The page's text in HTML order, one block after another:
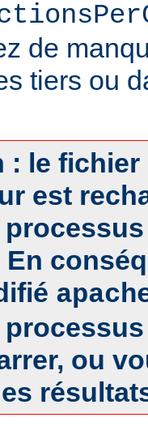
de
tiers ou
: le
est
En
ou